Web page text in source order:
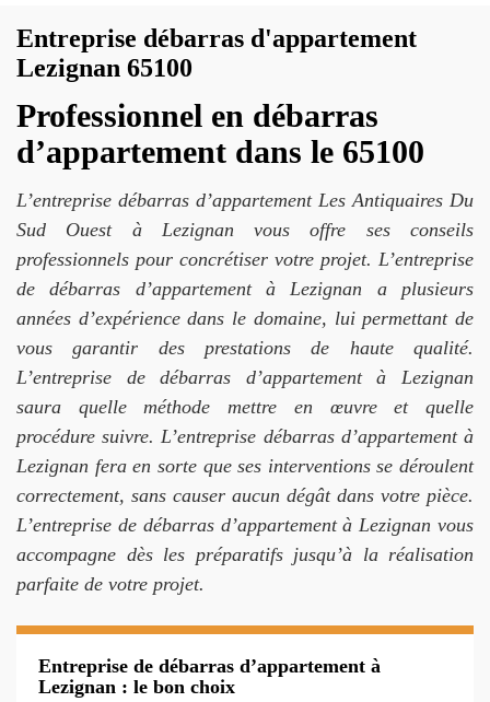
Entreprise débarras d'appartement
Lezignan 65100
Professionnel en débarras
d’appartement dans le 65100
L’entreprise débarras d’appartement Les Antiquaires Du
Sud Ouest à Lezignan vous offre ses conseils
professionnels pour concrétiser votre projet. L’entreprise
de débarras d’appartement à Lezignan a plusieurs
années d’expérience dans le domaine, lui permettant de
vous garantir des prestations de haute qualité.
L’entreprise de débarras d’appartement à Lezignan
saura quelle méthode mettre en œuvre et quelle
procédure suivre. L’entreprise débarras d’appartement à
Lezignan fera en sorte que ses interventions se déroulent
correctement, sans causer aucun dégât dans votre pièce.
L’entreprise de débarras d’appartement à Lezignan vous
accompagne dès les préparatifs jusqu’à la réalisation
parfaite de votre projet.
Entreprise de débarras d’appartement à
Lezignan : le bon choix